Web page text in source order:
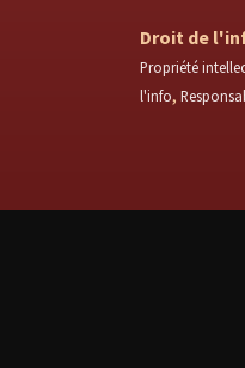
Droit de
Propriété
l'info